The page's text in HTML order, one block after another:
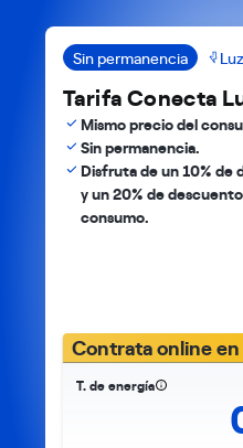
Sin permanencia Luz
Tarifa Conecta
Mismo precio del
Sin permanencia.
Disfruta de un 10% de
y un 20% de
consumo.
Contrata online
T. de energía